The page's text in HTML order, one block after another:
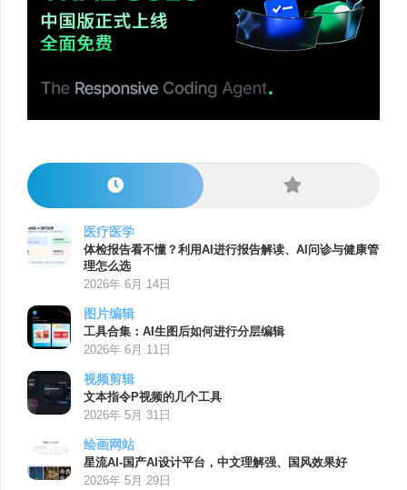
医疗医学
体检报告看不懂？利用AI进行报告解读、AI问诊与健康管
理怎么选
2026年 6月 14日
图片编辑
工具合集：AI生图后如何进行分层编辑
2026年 6月 11日
视频剪辑
文本指令P视频的几个工具
2026年 5月 31日
绘画网站
星流AI-国产AI设计平台，中文理解强、国风效果好
2026年 5月 29日